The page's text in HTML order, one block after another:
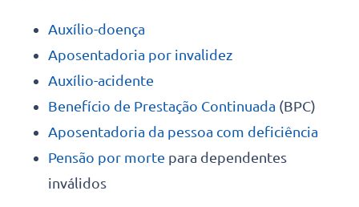
Auxílio-doença
Aposentadoria por invalidez
Auxílio-acidente
Benefício de Prestação Continuada (BPC)
Aposentadoria da pessoa com deficiência
Pensão por morte para dependentes
inválidos